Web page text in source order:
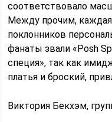
соответствовало
Между прочим, каждая
поклонников
фанаты звали «Posh
специя», так как
платья и броский,
Виктория Бекхэм,